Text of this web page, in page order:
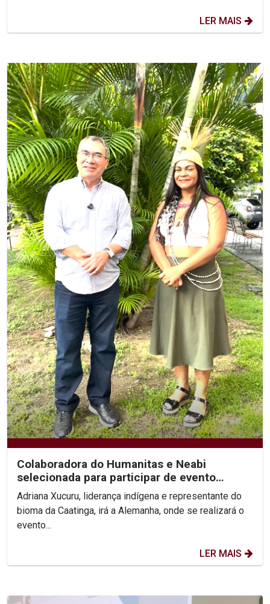
LER MAIS
Colaboradora do Humanitas e Neabi
selecionada para participar de evento
internacional...
Adriana Xucuru, liderança indígena e representante do
bioma da Caatinga, irá a Alemanha, onde se realizará o
evento...
LER MAIS